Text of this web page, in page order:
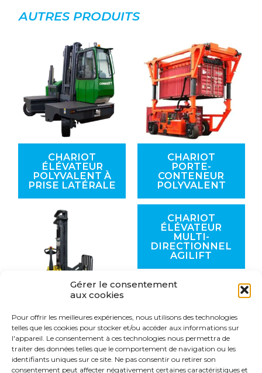
Gérer le consentement
aux cookies
Pour offrir les meilleures expériences, nous utilisons des technologies
telles que les cookies pour stocker et/ou accéder aux informations sur
l'appareil. Le consentement à ces technologies nous permettra de
traiter des données telles que le comportement de navigation ou les
identifiants uniques sur ce site. Ne pas consentir ou retirer son
consentement peut affecter négativement certaines caractéristiques et
AUTRES PRODUITS
CHARIOT
ÉLÉVATEUR
POLYVALENT À
PRISE LATÉRALE
CHARIOT
PORTE-
CONTENEUR
POLYVALENT
GERBEUR
QUADRI-
DIRECTIONNEL
RÉTRACTABLE
CHARIOT
ÉLÉVATEUR
MULTI-
DIRECTIONNEL
AGILIFT